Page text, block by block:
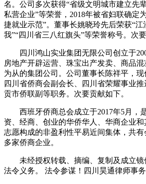
名。公司多次获得“省级文明城市建立先
私营企业”等荣誉，2018年被省妇联确定
捷就业示范”。董事长姚晓玲先后荣获“
我”“四川省三八红旗头”等荣誉称号。次
四川鸿山实业集团无限公司创立于
房地产开辟运营、珠宝出产发卖、商品
为从的集团公司。公司董事长陈祥平，现
四川省侨商会副会长、四川省荣耀事业
贡市侨联副等职务。次要贡献如下。
西班牙侨商总会成立于2017年5月，
资、经商、创业的华侨华人、华商企业
志愿构成的非盈利性平易近间集体，共有
多家侨商企业。
未经授权转载、摘编、复制及成立镜
法令义务。 法令参谋！四川昊通律师事务